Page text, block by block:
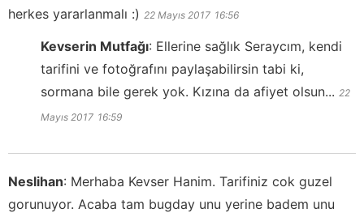
herkes yararlanmalı :) 22 Mayıs 2017 16:56
Kevserin Mutfağı: Ellerine sağlık Seraycım, kendi
tarifini ve fotoğrafını paylaşabilirsin tabi ki,
sormana bile gerek yok. Kızına da afiyet olsun... 22
Mayıs 2017 16:59
Neslihan: Merhaba Kevser Hanim. Tarifiniz cok guzel
gorunuyor. Acaba tam bugday unu yerine badem unu